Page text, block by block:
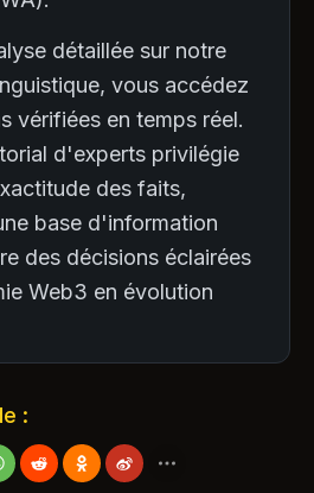
détaillée sur notre
vous accédez
vérifiées en temps réel.
d'experts privilégie
des faits,
base d'information
des décisions éclairées
Web3 en évolution
: